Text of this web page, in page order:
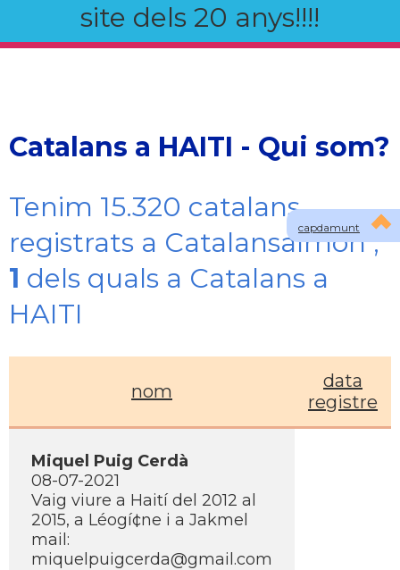
site dels 20 anys!!!!
capdamunt
Catalans a HAITI - Qui som?
Tenim 15.320 catalans
registrats a Catalansalmon ,
1 dels quals a Catalans a
HAITI
nom
data
registre
Miquel Puig Cerdà
08-07-2021
Vaig viure a Haití­ del 2012 al
2015, a Léogí¢ne i a Jakmel
mail:
miquelpuigcerda@gmail.com